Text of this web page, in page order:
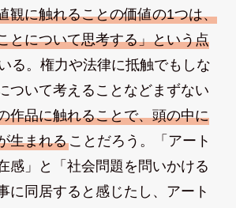
観に触れることの価値の1つは、
とについて思考する」という点
る。権力や法律に抵触でもしな
ついて考えることなどまずない
作品に触れることで、頭の中に
生まれることだろう。「アート
感」と「社会問題を問いかける
に同居すると感じたし、アート